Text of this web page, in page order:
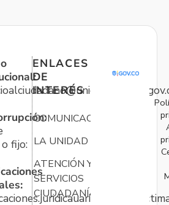
fijo:
ENLACES
DE
INTERÉS
COMUNICACIONES
LA UNIDAD
ATENCIÓN Y
SERVICIOS
CIUDADANÍA